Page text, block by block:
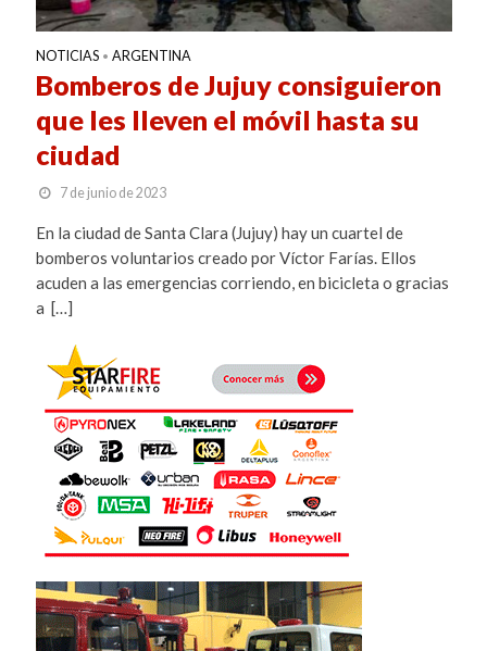
NOTICIAS • ARGENTINA
Bomberos de Jujuy consiguieron
que les lleven el móvil hasta su
ciudad
7 de junio de 2023
En la ciudad de Santa Clara (Jujuy) hay un cuartel de
bomberos voluntarios creado por Víctor Farías. Ellos
acuden a las emergencias corriendo, en bicicleta o gracias
a […]